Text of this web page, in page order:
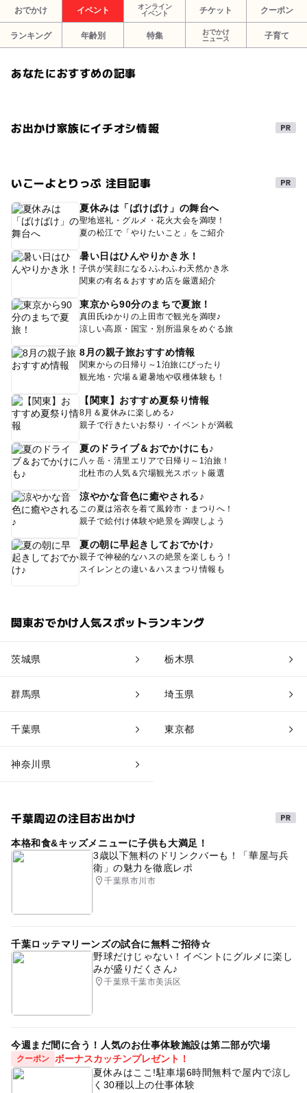
おでかけ イベント
オンライン
イベント
チケット クーポン
ランキング 年齢別 特集
おでかけ
ニュース
子育て
あなたにおすすめの記事
お出かけ家族にイチオシ情報
いこーよとりっぷ 注目記事
夏休みは「ばけばけ」の舞台へ
聖地巡礼・グルメ・花火大会を満喫！
夏の松江で「やりたいこと」をご紹介
暑い日はひんやりかき氷！
子供が笑顔になる♪ふわふわ天然かき氷
関東の有名＆おすすめ店を厳選紹介
東京から90分のまちで夏旅！
真田氏ゆかりの上田市で観光を満喫♪
涼しい高原・国宝・別所温泉をめぐる旅
8月の親子旅おすすめ情報
関東からの日帰り～1泊旅にぴったり
観光地・穴場＆避暑地や収穫体験も！
【関東】おすすめ夏祭り情報
8月＆夏休みに楽しめる♪
親子で行きたいお祭り・イベントが満載
夏のドライブ＆おでかけにも♪
八ヶ岳・清里エリアで日帰り～1泊旅！
北杜市の人気＆穴場観光スポット厳選
涼やかな音色に癒やされる♪
この夏は浴衣を着て風鈴市・まつりへ！
親子で絵付け体験や絶景を満喫しよう
夏の朝に早起きしておでかけ♪
親子で神秘的なハスの絶景を楽しもう！
スイレンとの違い＆ハスまつり情報も
関東おでかけ人気スポットランキング
茨城県 栃木県
群馬県 埼玉県
千葉県 東京都
神奈川県
千葉周辺の注目お出かけ
本格和食&キッズメニューに子供も大満足！
3歳以下無料のドリンクバーも！「華屋与兵
衛」の魅力を徹底レポ
千葉県市川市
千葉ロッテマリーンズの試合に無料ご招待☆
野球だけじゃない！イベントにグルメに楽し
みが盛りだくさん♪
千葉県千葉市美浜区
今週まだ間に合う！人気のお仕事体験施設は第二部が穴場
クーポン
ボーナスカッチンプレゼント！
夏休みはここ!駐車場6時間無料で屋内で涼し
く30種以上の仕事体験